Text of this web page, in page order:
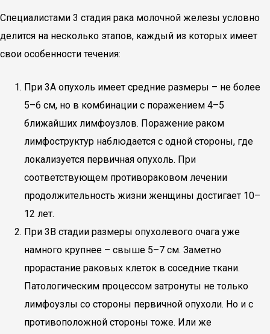
Специалистами 3 стадия рака молочной железы условно
делится на несколько этапов, каждый из которых имеет
свои особенности течения:
При 3А опухоль имеет средние размеры – не более
5–6 см, но в комбинации с поражением 4–5
ближайших лимфоузлов. Поражение раком
лимфоструктур наблюдается с одной стороны, где
локализуется первичная опухоль. При
соответствующем противораковом лечении
продолжительность жизни женщины достигает 10–
12 лет.
При 3В стадии размеры опухолевого очага уже
намного крупнее – свыше 5–7 см. Заметно
прорастание раковых клеток в соседние ткани.
Патологическим процессом затронуты не только
лимфоузлы со стороны первичной опухоли. Но и с
противоположной стороны тоже. Или же